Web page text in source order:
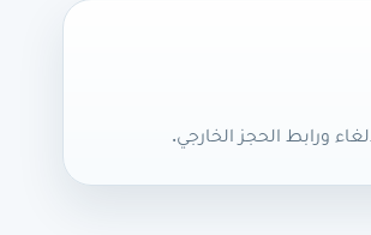
ورابط الحجز الخارجي.